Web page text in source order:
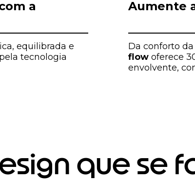
a
equilibrada e
tecnologia
Aumente
Da conforto
flowoferece
envolvente,
que se